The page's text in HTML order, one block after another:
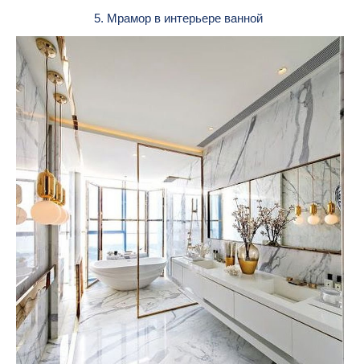
5. Мрамор в интерьере ванной